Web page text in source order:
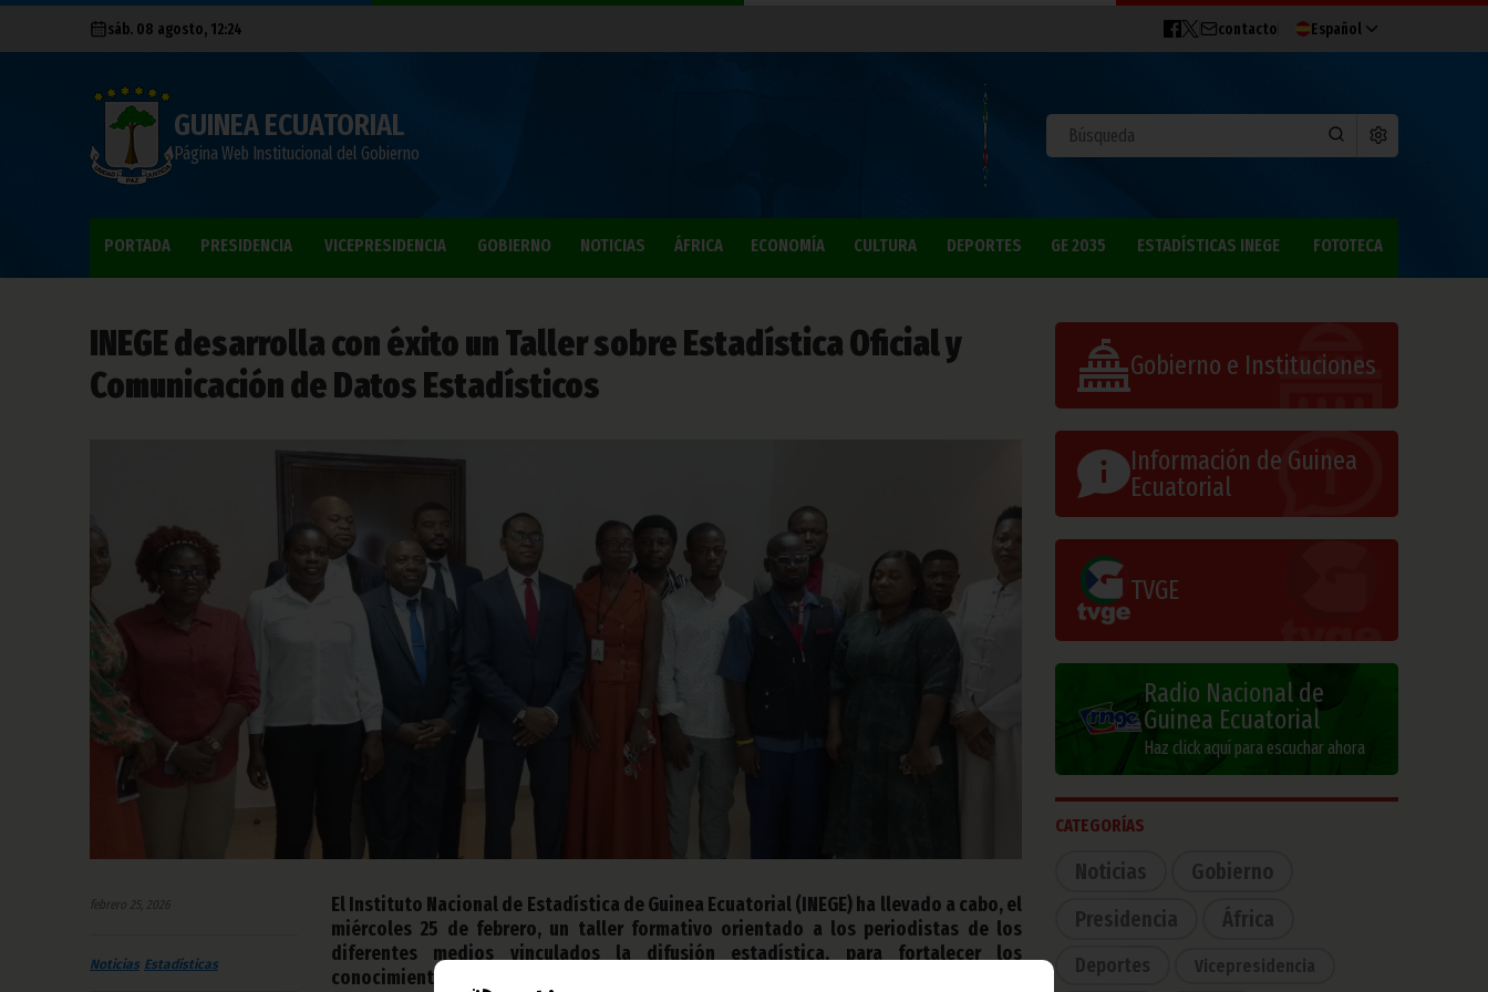
sáb. 08 agosto, 12:24 contacto Español
GUINEA ECUATORIAL
Página Web Institucional del Gobierno
PORTADA PRESIDENCIA VICEPRESIDENCIA GOBIERNO NOTICIAS ÁFRICA ECONOMÍA CULTURA DEPORTES GE 2035 ESTADÍSTICAS INEGE FOTOTECA
INEGE desarrolla con éxito un Taller sobre Estadística Oficial y
Comunicación de Datos Estadísticos
febrero 25, 2026
Noticias Estadísticas
El Instituto Nacional de Estadística de Guinea Ecuatorial (INEGE) ha llevado a cabo, el
miércoles 25 de febrero, un taller formativo orientado a los periodistas de los
diferentes medios vinculados la difusión estadística, para fortalecer los
conocimientos sobre estadística oficial, interpretación de datos y comunicación.
Gobierno e Instituciones
Información de Guinea
Ecuatorial
TVGE
Radio Nacional de
Guinea Ecuatorial
Haz click aquí para escuchar ahora
CATEGORÍAS
Noticias
Gobierno
Presidencia
África
Deportes Vicepresidencia